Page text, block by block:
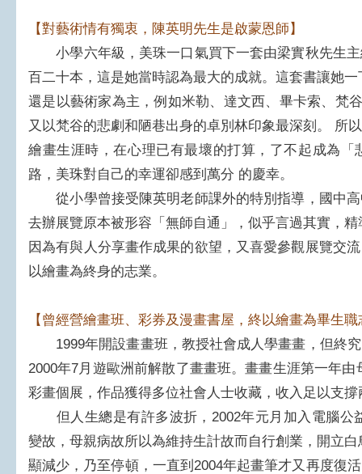
【對藝術情有獨衷，陳英明先生是啟蒙恩師】
小學六年級，美珠一口氣買下一套由梁實秋先生主
百二十本，這是她當時認為最大的成就。這套書讓她
還是以藝術家為主，例如米勒、達文西、畢卡索、梵
又以梵谷的悲劇和陋巷出身的卓別林印象最深刻。 所
繪畫生涯時，在心理已有最壞的打算，了不起成為
路，美珠對自己的幸運卻感到萬分 的慶幸。
從小學曾接受陳英明老師課外的特別指導，國中高
去辦展覽原本被形容「無師自通」，似乎言過其實，
因為有與人分享畫作成果的欲望，又喜愛參觀展覽交
以繪畫為終身的志業。
【曾經營繪畫班、彩券及漫畫書屋，終以繪畫為畢生職
1999年開設畫畫班，教授社會成人學畫畫，但終究
2000年7月遊歐洲前解散了畫畫班。畫畫生涯第一年
彩畫個展，作品獲得多位社會人士收藏，收入足以支
但人生總是有許多波折，2002年元月加入電腦公
變故，母親病故所以為維持生計故而自行創業，開立
顯減少，乃至停頓，一直到2004年起畫筆才又再度復